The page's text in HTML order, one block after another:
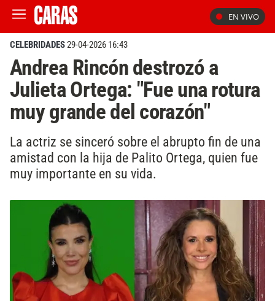
EN VIVO
CELEBRIDADES29-04-2026 16:43
Andrea Rincón destrozó a
Julieta Ortega: "Fue una rotura
muy grande del corazón"
La actriz se sinceró sobre el abrupto fin de una
amistad con la hija de Palito Ortega, quien fue
muy importante en su vida.